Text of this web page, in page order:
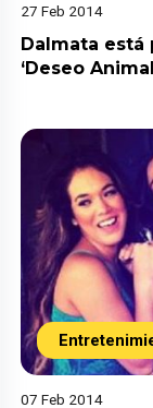
27 Feb 2014
Dalmata
‘Deseo
07 Feb 2014